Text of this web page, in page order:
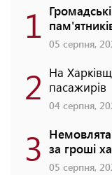
1 05 серпня,
2 На
пасажирів
04 серпня,
3 за гроші
05 серпня,